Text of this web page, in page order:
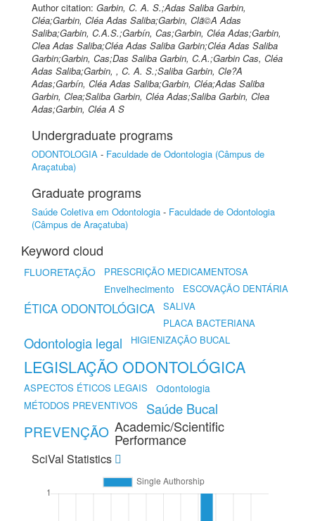
Author citation: Garbin, C. A. S.;Adas Saliba Garbin,
Cléa;Garbin, Cléa Adas Saliba;Garbin, Clã©A Adas
Saliba;Garbin, C.A.S.;Garbín, Cas;Garbin, Cléa Adas;Garbin,
Clea Adas Saliba;Cléa Adas Saliba Garbin;Cléa Adas Saliba
Garbin;Garbin, Cas;Das Saliba Garbin, C.A.;Garbin Cas, Cléa
Adas Saliba;Garbin, , C. A. S.;Saliba Garbin, Cle?A
Adas;Garbín, Cléa Adas Saliba;Garbin, Cléa;Adas Saliba
Garbin, Clea;Saliba Garbin, Cléa Adas;Saliba Garbin, Clea
Adas;Garbin, Cléa A S
Undergraduate programs
ODONTOLOGIA - Faculdade de Odontologia (Câmpus de
Araçatuba)
Graduate programs
Saúde Coletiva em Odontologia - Faculdade de Odontologia
(Câmpus de Araçatuba)
Keyword cloud
FLUORETAÇÃO PRESCRIÇÃO MEDICAMENTOSA
Envelhecimento ESCOVAÇÃO DENTÁRIA
ÉTICA ODONTOLÓGICA
SALIVA
PLACA BACTERIANA
Odontologia legal HIGIENIZAÇÃO BUCAL
LEGISLAÇÃO ODONTOLÓGICA
ASPECTOS ÉTICOS LEGAIS Odontologia
MÉTODOS PREVENTIVOS Saúde Bucal
PREVENÇÃO Academic/Scientific
Performance
SciVal Statistics